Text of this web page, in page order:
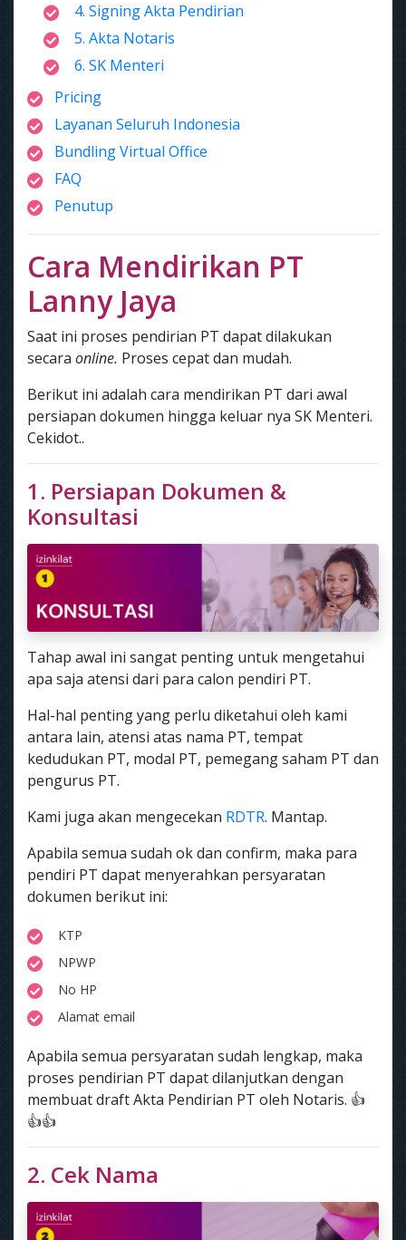
4. Signing Akta Pendirian
5. Akta Notaris
6. SK Menteri
Pricing
Layanan Seluruh Indonesia
Bundling Virtual Office
FAQ
Penutup
Cara Mendirikan PT
Lanny Jaya
Saat ini proses pendirian PT dapat dilakukan
secara online. Proses cepat dan mudah.
Berikut ini adalah cara mendirikan PT dari awal
persiapan dokumen hingga keluar nya SK Menteri.
Cekidot..
1. Persiapan Dokumen &
Konsultasi
Tahap awal ini sangat penting untuk mengetahui
apa saja atensi dari para calon pendiri PT.
Hal-hal penting yang perlu diketahui oleh kami
antara lain, atensi atas nama PT, tempat
kedudukan PT, modal PT, pemegang saham PT dan
pengurus PT.
Kami juga akan mengecekan RDTR. Mantap.
Apabila semua sudah ok dan confirm, maka para
pendiri PT dapat menyerahkan persyaratan
dokumen berikut ini:
KTP
NPWP
No HP
Alamat email
Apabila semua persyaratan sudah lengkap, maka
proses pendirian PT dapat dilanjutkan dengan
membuat draft Akta Pendirian PT oleh Notaris. 👍
👍👍
2. Cek Nama